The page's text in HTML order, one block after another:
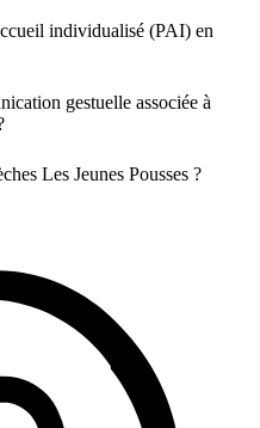
individualisé (PAI) en
gestuelle associée à
Les Jeunes Pousses ?